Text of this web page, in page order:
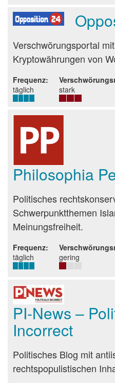
Beurteilung
Verschwörungsportal
Kryptowährungen von
Frequenz
täglich
stark
Philosophia
Beurteilung
Politisches
Schwerpunktthemen
Meinungsfreiheit.
Frequenz
täglich
gering
PI-News –
Incorrect
Beurteilung
Politisches Blog mit
rechtspopulistischen